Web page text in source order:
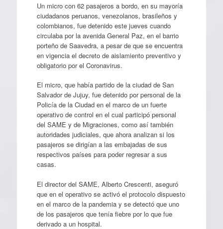
Un micro con 62 pasajeros a bordo, en su mayoría
ciudadanos peruanos, venezolanos, brasileños y
colombianos, fue detenido este jueves cuando
circulaba por la avenida General Paz, en el barrio
porteño de Saavedra, a pesar de que se encuentra
en vigencia el decreto de aislamiento preventivo y
obligatorio por el Coronavirus.
El micro, que había partido de la ciudad de San
Salvador de Jujuy, fue detenido por personal de la
Policía de la Ciudad en el marco de un fuerte
operativo de control en el cual participó personal
del SAME y de Migraciones, como así también
autoridades judiciales, que ahora analizan si los
pasajeros se dirigían a las embajadas de sus
respectivos países para poder regresar a sus
casas.
El director del SAME, Alberto Crescenti, aseguró
que en el operativo se activó el protocolo dispuesto
en el marco de la pandemia y se detectó que uno
de los pasajeros que tenía fiebre por lo que fue
derivado a un hospital.